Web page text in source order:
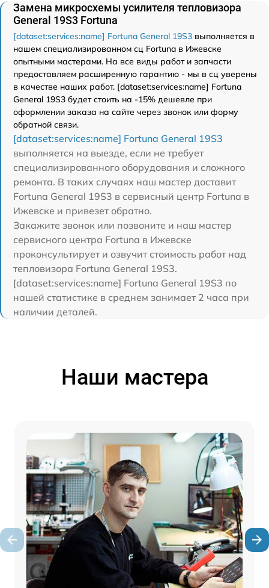
Замена микросхемы усилителя тепловизора
General 19S3 Fortuna
[dataset:services:name] Fortuna General 19S3 выполняется в
нашем специализированном сц Fortuna в Ижевске
опытными мастерами. На все виды работ и запчасти
предоставляем расширенную гарантию - мы в сц уверены
в качестве наших работ. [dataset:services:name] Fortuna
General 19S3 будет стоить на -15% дешевле при
оформлении заказа на сайте через звонок или форму
обратной связи.
[dataset:services:name] Fortuna General 19S3
выполняется на выезде, если не требует
специализированного оборудования и сложного
ремонта. В таких случаях наш мастер доставит
Fortuna General 19S3 в сервисный центр Fortuna в
Ижевске и привезет обратно.
Закажите звонок или позвоните и наш мастер
сервисного центра Fortuna в Ижевске
проконсультирует и озвучит стоимость работ над
тепловизора Fortuna General 19S3.
[dataset:services:name] Fortuna General 19S3 по
нашей статистике в среднем занимает 2 часа при
наличии деталей.
Наши мастера